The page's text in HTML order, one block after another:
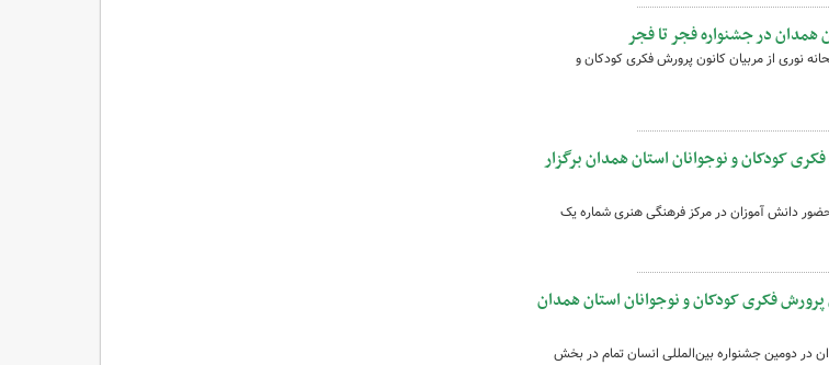
در جشنواره فجر تا فجر
نوری از مربیان کانون پرورش فکری کودکان و
کودکان و نوجوانان استان همدان برگزار
دانش آموزان در مرکز فرهنگی هنری شماره یک
فکری کودکان و نوجوانان استان همدان
در دومین جشنواره بین‌المللی انسان تمام در بخش